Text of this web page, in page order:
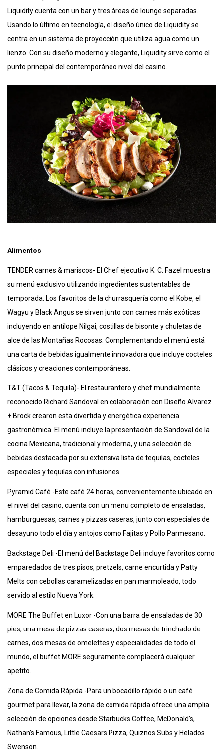
Liquidity cuenta con un bar y tres áreas de lounge separadas.
Usando lo último en tecnología, el diseño único de Liquidity se
centra en un sistema de proyección que utiliza agua como un
lienzo. Con su diseño moderno y elegante, Liquidity sirve como el
punto principal del contemporáneo nivel del casino.
Alimentos
TENDER carnes & mariscos- El Chef ejecutivo K. C. Fazel muestra
su menú exclusivo utilizando ingredientes sustentables de
temporada. Los favoritos de la churrasquería como el Kobe, el
Wagyu y Black Angus se sirven junto con carnes más exóticas
incluyendo en antílope Nilgai, costillas de bisonte y chuletas de
alce de las Montañas Rocosas. Complementando el menú está
una carta de bebidas igualmente innovadora que incluye cocteles
clásicos y creaciones contemporáneas.
T&T (Tacos & Tequila)- El restaurantero y chef mundialmente
reconocido Richard Sandoval en colaboración con Diseño Alvarez
+ Brock crearon esta divertida y energética experiencia
gastronómica. El menú incluye la presentación de Sandoval de la
cocina Mexicana, tradicional y moderna, y una selección de
bebidas destacada por su extensiva lista de tequilas, cocteles
especiales y tequilas con infusiones.
Pyramid Café -Este café 24 horas, convenientemente ubicado en
el nivel del casino, cuenta con un menú completo de ensaladas,
hamburguesas, carnes y pizzas caseras, junto con especiales de
desayuno todo el día y antojos como Fajitas y Pollo Parmesano.
Backstage Deli -El menú del Backstage Deli incluye favoritos como
emparedados de tres pisos, pretzels, carne encurtida y Patty
Melts con cebollas caramelizadas en pan marmoleado, todo
servido al estilo Nueva York.
MORE The Buffet en Luxor -Con una barra de ensaladas de 30
pies, una mesa de pizzas caseras, dos mesas de trinchado de
carnes, dos mesas de omelettes y especialidades de todo el
mundo, el buffet MORE seguramente complacerá cualquier
apetito.
Zona de Comida Rápida -Para un bocadillo rápido o un café
gourmet para llevar, la zona de comida rápida ofrece una amplia
selección de opciones desde Starbucks Coffee, McDonald’s,
Nathan’s Famous, Little Caesars Pizza, Quiznos Subs y Helados
Swenson.